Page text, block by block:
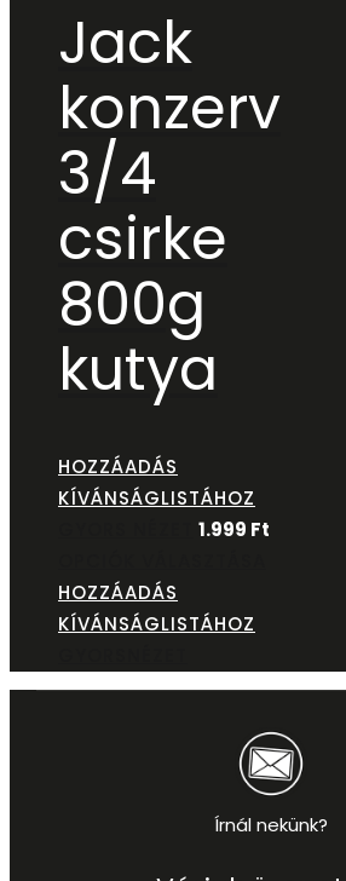
Jack
konzerv
3/4
csirke
800g
kutya
HOZZÁADÁS
KÍVÁNSÁGLISTÁHOZ
1.999 Ft
HOZZÁADÁS
KÍVÁNSÁGLISTÁHOZ
Írnál nekünk?